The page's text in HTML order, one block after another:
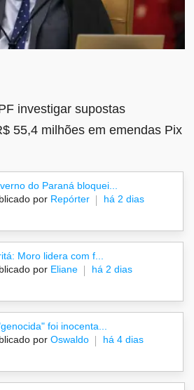
investigar supostas
55,4 milhões em emendas Pix
do Paraná bloquei...
por Repórter há 2 dias
Moro lidera com f...
por Eliane há 2 dias
foi inocenta...
por Oswaldo há 4 dias